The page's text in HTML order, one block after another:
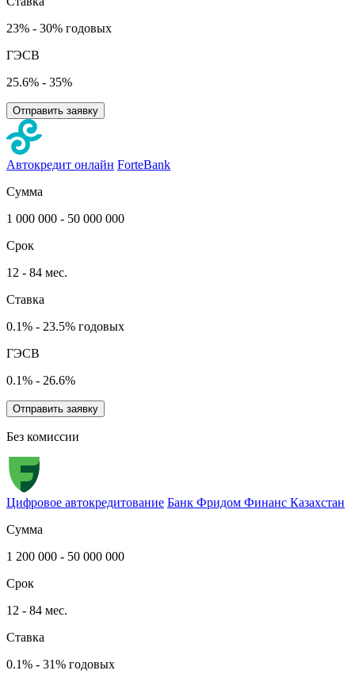
23% - 30% годовых
ГЭСВ
25.6% - 35%
Отправить заявку
Автокредит онлайн ForteBank
Сумма
1 000 000 - 50 000 000
Срок
12 - 84 мес.
Ставка
0.1% - 23.5% годовых
ГЭСВ
0.1% - 26.6%
Отправить заявку
Без комиссии
Цифровое автокредитование Банк Фридом Финанс Казахстан
Сумма
1 200 000 - 50 000 000
Срок
12 - 84 мес.
Ставка
0.1% - 31% годовых